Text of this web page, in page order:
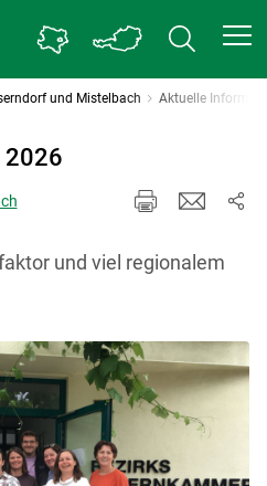
und Mistelbach Aktuelle
2026
und viel regionalem